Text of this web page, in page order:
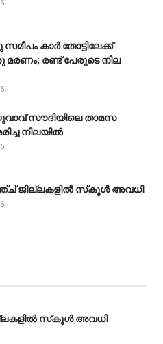
സമീപം കാർ തോട്ടിലേക്ക്
മരണം; രണ്ട് പേരുടെ നില
സൗദിയിലെ താമസ
നിലയിൽ
ജില്ലകളിൽ സ്‌കൂൾ അവധി
സ്‌കൂൾ അവധി